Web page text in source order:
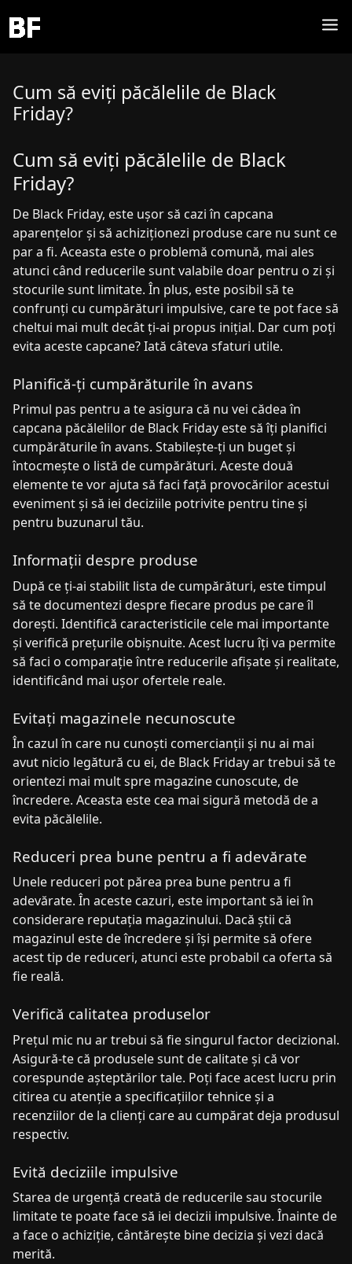
Cum să eviți păcălelile de Black
Friday?
Cum să eviți păcălelile de Black
Friday?
De Black Friday, este ușor să cazi în capcana
aparențelor și să achiziționezi produse care nu sunt ce
par a fi. Aceasta este o problemă comună, mai ales
atunci când reducerile sunt valabile doar pentru o zi și
stocurile sunt limitate. În plus, este posibil să te
confrunți cu cumpărături impulsive, care te pot face să
cheltui mai mult decât ți-ai propus inițial. Dar cum poți
evita aceste capcane? Iată câteva sfaturi utile.
Planifică-ți cumpărăturile în avans
Primul pas pentru a te asigura că nu vei cădea în
capcana păcălelilor de Black Friday este să îți planifici
cumpărăturile în avans. Stabilește-ți un buget și
întocmește o listă de cumpărături. Aceste două
elemente te vor ajuta să faci față provocărilor acestui
eveniment și să iei deciziile potrivite pentru tine și
pentru buzunarul tău.
Informații despre produse
După ce ți-ai stabilit lista de cumpărături, este timpul
să te documentezi despre fiecare produs pe care îl
dorești. Identifică caracteristicile cele mai importante
și verifică prețurile obișnuite. Acest lucru îți va permite
să faci o comparație între reducerile afișate și realitate,
identificând mai ușor ofertele reale.
Evitați magazinele necunoscute
În cazul în care nu cunoști comercianții și nu ai mai
avut nicio legătură cu ei, de Black Friday ar trebui să te
orientezi mai mult spre magazine cunoscute, de
încredere. Aceasta este cea mai sigură metodă de a
evita păcălelile.
Reduceri prea bune pentru a fi adevărate
Unele reduceri pot părea prea bune pentru a fi
adevărate. În aceste cazuri, este important să iei în
considerare reputația magazinului. Dacă știi că
magazinul este de încredere și își permite să ofere
acest tip de reduceri, atunci este probabil ca oferta să
fie reală.
Verifică calitatea produselor
Prețul mic nu ar trebui să fie singurul factor decizional.
Asigură-te că produsele sunt de calitate și că vor
corespunde așteptărilor tale. Poți face acest lucru prin
citirea cu atenție a specificațiilor tehnice și a
recenziilor de la clienți care au cumpărat deja produsul
respectiv.
Evită deciziile impulsive
Starea de urgență creată de reducerile sau stocurile
limitate te poate face să iei decizii impulsive. Înainte de
a face o achiziție, cântărește bine decizia și vezi dacă
merită.